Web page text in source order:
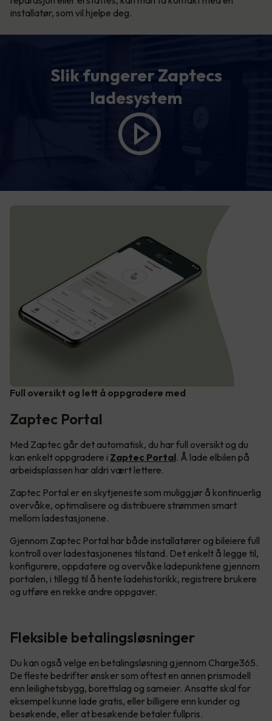
installatør, som vil hjelpe deg.
Slik fungerer Zaptecs
ladesystem
Full oversikt og lett å oppgradere med
Zaptec Portal
Med Zaptec går det automatisk, du har full oversikt og du
kan enkelt oppgradere i Zaptec Portal. Å lade elbilen på
arbeidsplassen har aldri vært lettere.
Zaptec Portal er en skytjeneste som muliggjør å kontinuerlig
overvåke, optimalisere og distribuere strømmen smart
mellom ladestasjonene.
Gjennom Zaptec Portal har både installatører og bileiere full
kontroll over ladestasjonenes tilstand. Det enkelt å legge til,
konfigurere, oppdatere og overvåke ladepunktene gjennom
portalen, i tillegg til å hente ladehistorikk, registrere brukere
og utføre en rekke andre oppgaver.
Fleksible betalingsløsninger
Du kan også velge en betalingsløsning gjennom Charge365.
De fleste bedrifter ønsker som oftest en annen prismodell
enn leilighetsbygg, borettslag og sameier. Ansatte skal for
eksempel kunne lade gratis, eller billigere enn kunder og
besøkende, eller at besøkende betaler fullpris.